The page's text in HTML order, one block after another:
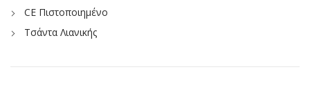
CE Πιστοποιημένο
Τσάντα Λιανικής